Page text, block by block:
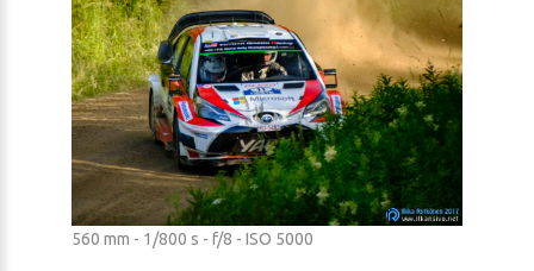
560 mm - 1/800 s - f/8 - ISO 5000